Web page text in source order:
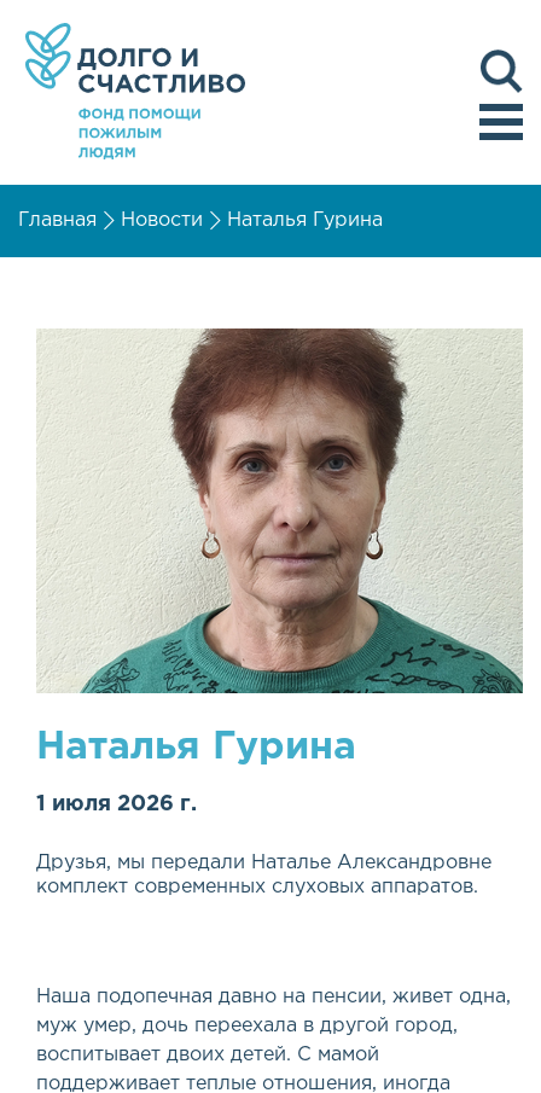
Главная Новости Наталья Гурина
Наталья Гурина
1 июля 2026 г.
Друзья, мы передали Наталье Александровне
комплект современных слуховых аппаратов.
Наша подопечная давно на пенсии, живет одна,
муж умер, дочь переехала в другой город,
воспитывает двоих детей. С мамой
поддерживает теплые отношения, иногда